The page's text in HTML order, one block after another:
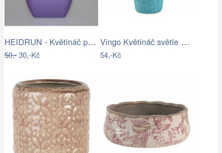
HEIDRUN - Květináč plast 16x16cm různé…
50,-30,-Kč
Vingo Květináč světle modrý s…
54,-Kč